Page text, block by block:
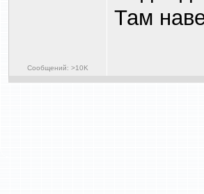
Сообщений: >10K
Там